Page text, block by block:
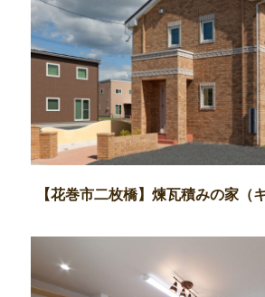
【花巻市二枚橋】煉瓦積みの家（